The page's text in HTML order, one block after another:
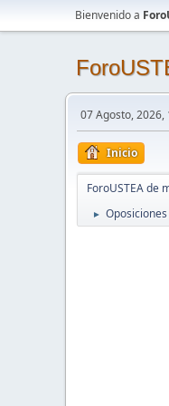
Bienvenido a
07 Agosto, 2026,
Inicio
ForoUSTEA de
►